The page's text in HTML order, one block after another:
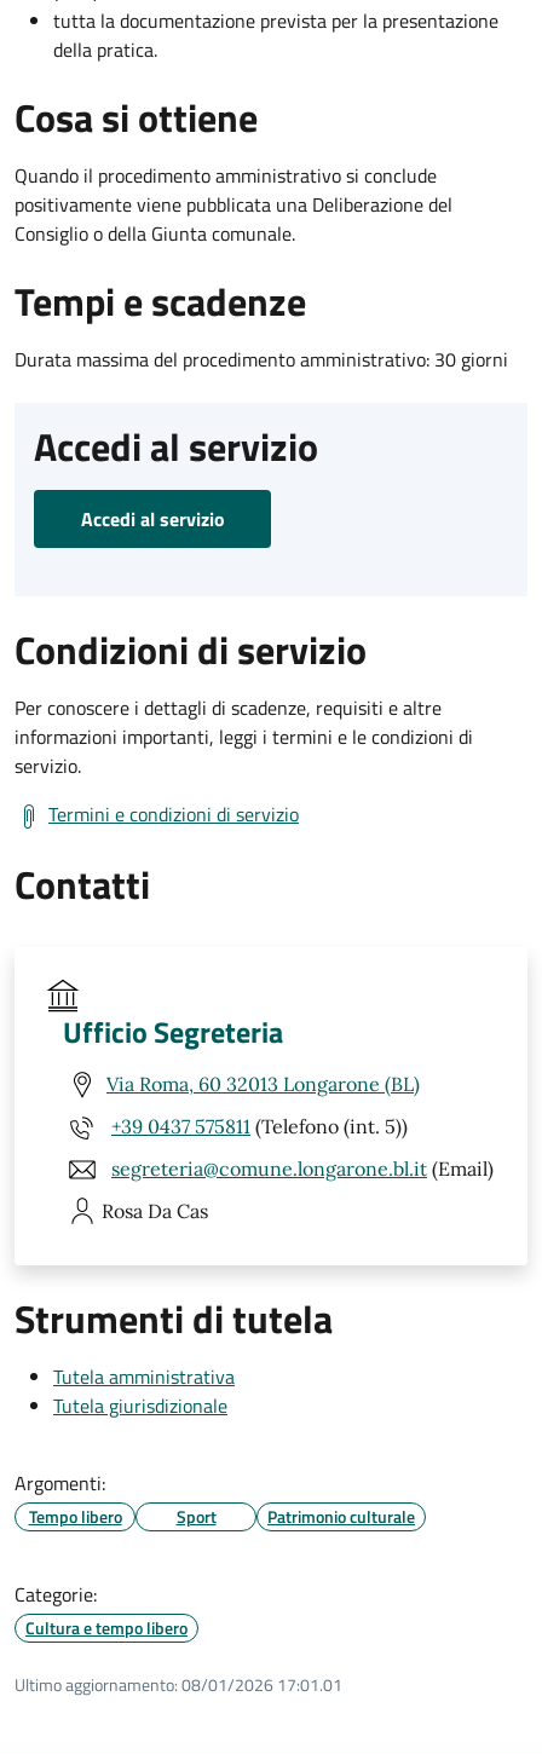
tutta la documentazione prevista per la presentazione
della pratica.
Cosa si ottiene
Quando il procedimento amministrativo si conclude
positivamente viene pubblicata una Deliberazione del
Consiglio o della Giunta comunale.
Tempi e scadenze
Durata massima del procedimento amministrativo: 30 giorni
Accedi al servizio
Accedi al servizio
Condizioni di servizio
Per conoscere i dettagli di scadenze, requisiti e altre
informazioni importanti, leggi i termini e le condizioni di
servizio.
Termini e condizioni di servizio
Contatti
Ufficio Segreteria
Via Roma, 60 32013 Longarone (BL)
+39 0437 575811 (Telefono (int. 5))
segreteria@comune.longarone.bl.it (Email)
Rosa Da Cas
Strumenti di tutela
Tutela amministrativa
Tutela giurisdizionale
Argomenti:
Tempo libero Sport Patrimonio culturale
Categorie:
Cultura e tempo libero
Ultimo aggiornamento:08/01/2026 17:01.01